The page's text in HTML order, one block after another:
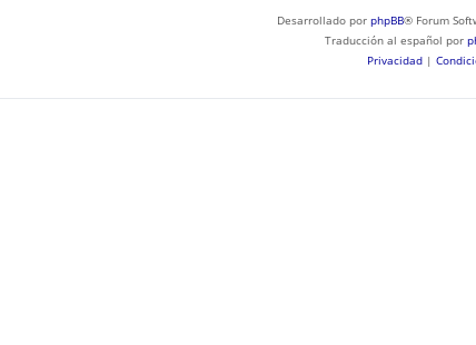
Desarrollado por phpBB® Forum
Traducción al español por
Privacidad |